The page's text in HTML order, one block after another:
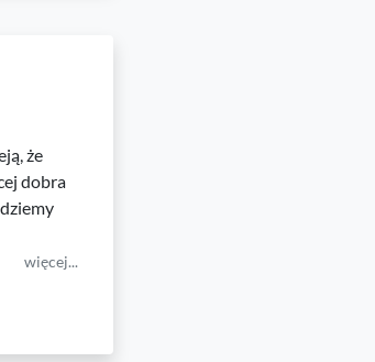
że
dobra
więcej...